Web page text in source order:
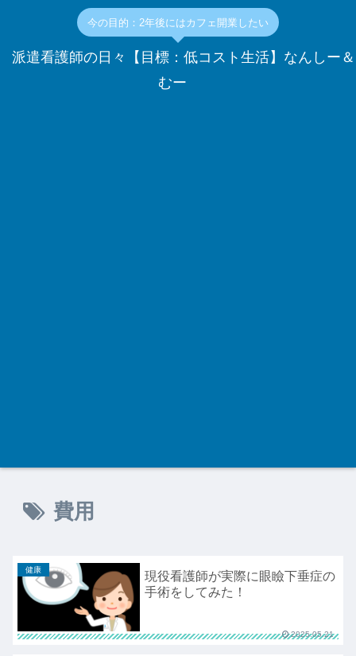
今の目的：2年後にはカフェ開業したい
派遣看護師の日々【目標：低コスト生活】なんしー＆
むー
費用
健康
現役看護師が実際に眼瞼下垂症の
手術をしてみた！
2025.05.21